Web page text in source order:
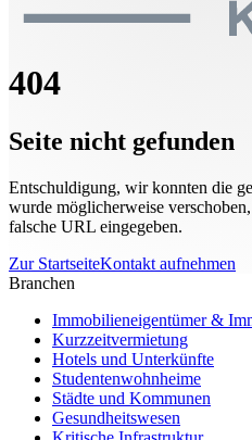
404
Seite nicht gefunden
Entschuldigung, wir konnten die
wurde möglicherweise
falsche URL eingegeben.
Zur StartseiteKontakt aufnehmen
Branchen
Immobilieneigentümer &
Kurzzeitvermietung
Hotels und Unterkünfte
Studentenwohnheime
Städte und Kommunen
Gesundheitswesen